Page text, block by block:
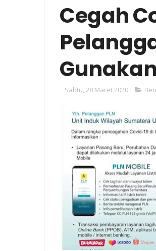
Cegah
Sabtu, 28 Maret 2020